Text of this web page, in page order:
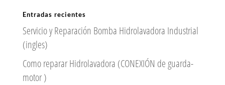
Entradas recientes
Servicio y Reparación Bomba Hidrolavadora Industrial
(ingles)
Como reparar Hidrolavadora (CONEXIÓN de guarda-
motor )